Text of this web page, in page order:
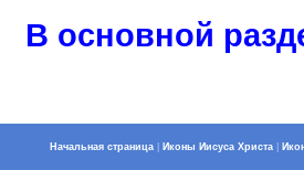
В основной
Начальная страница| Иконы Иисуса Христа|